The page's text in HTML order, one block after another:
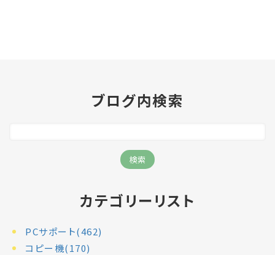
ブログ内検索
カテゴリーリスト
PCサポート(462)
コピー機(170)